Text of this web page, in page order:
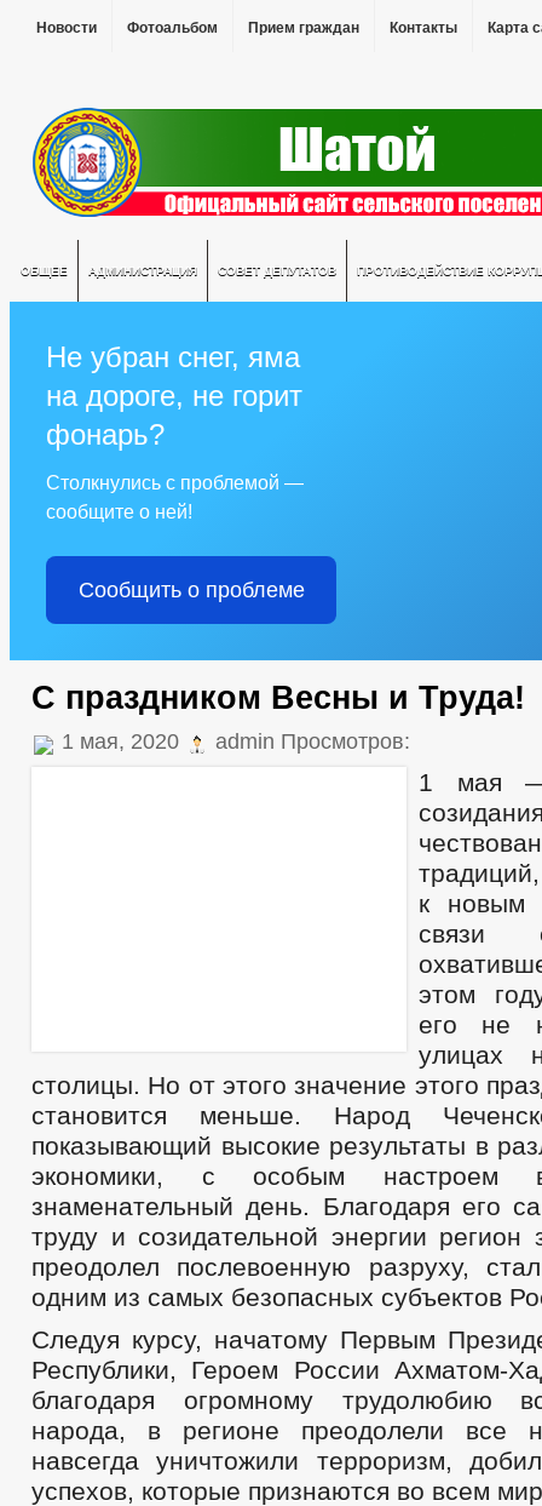
Новости Фотоальбом Прием граждан Контакты Карта
ОБЩЕЕ АДМИНИСТРАЦИЯ СОВЕТ ДЕПУТАТОВ ПРОТИВОДЕЙСТВИЕ
Не убран снег, яма
на дороге, не горит
фонарь?
Столкнулись с проблемой —
сообщите о ней!
Сообщить о проблеме
С праздником Весны и Труда!
1 мая, 2020 admin Просмотров:
1 мая —
к новым
связи
этом
его не
улицах
столицы. Но от этого значение этого
становится меньше. Народ
показывающий высокие результаты в
экономики, с особым настроем
знаменательный день. Благодаря его
труду и созидательной энергии регион
преодолел послевоенную разруху,
одним из самых безопасных субъектов
Следуя курсу, начатому Первым
Республики, Героем России Ахматом-
благодаря огромному трудолюбию
народа, в регионе преодолели все
навсегда уничтожили терроризм,
успехов, которые признаются во всем